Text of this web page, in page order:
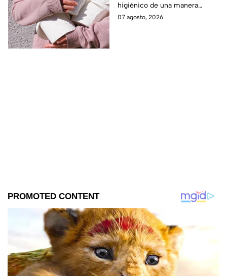
higiénico de una manera
específica puede favorecer la
07 agosto, 2026